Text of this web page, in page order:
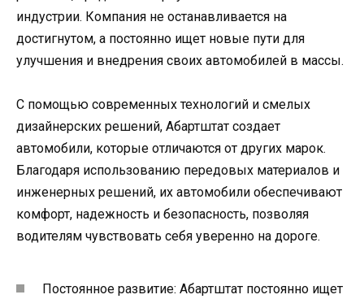
индустрии. Компания не останавливается на
достигнутом, а постоянно ищет новые пути для
улучшения и внедрения своих автомобилей в массы.
С помощью современных технологий и смелых
дизайнерских решений, Абартштат создает
автомобили, которые отличаются от других марок.
Благодаря использованию передовых материалов и
инженерных решений, их автомобили обеспечивают
комфорт, надежность и безопасность, позволяя
водителям чувствовать себя уверенно на дороге.
Постоянное развитие: Абартштат постоянно ищет